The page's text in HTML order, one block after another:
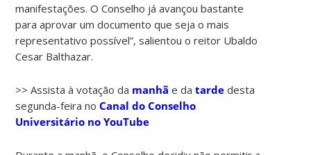
manifestações. O Conselho já avançou bastante
para aprovar um documento que seja o mais
representativo possível”, salientou o reitor Ubaldo
Cesar Balthazar.
>> Assista à votação da manhã e datarde desta
segunda-feira noCanal do Conselho
Universitário no YouTube